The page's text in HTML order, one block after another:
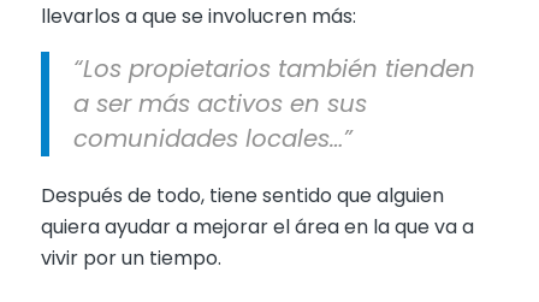
llevarlos a que se involucren más:
“Los propietarios también tienden
a ser más activos en sus
comunidades locales…”
Después de todo, tiene sentido que alguien
quiera ayudar a mejorar el área en la que va a
vivir por un tiempo.